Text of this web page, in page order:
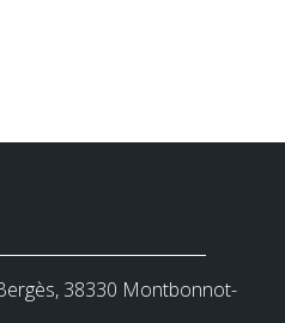
38330 Montbonnot-